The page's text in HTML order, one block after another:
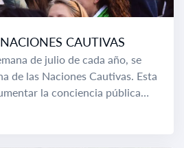
CAUTIVAS
de julio de cada año, se
de las Naciones Cautivas. Esta
la conciencia pública
naciones...